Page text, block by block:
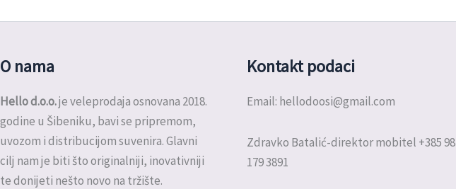
O nama
Hello d.o.o.je veleprodaja osnovana 2018.
godine u Šibeniku, bavi se pripremom,
uvozom i distribucijom suvenira. Glavni
cilj nam je biti što originalniji, inovativniji
te donijeti nešto novo na tržište.
Kontakt podaci
Email: hellodoosi@gmail.com
Zdravko Batalić-direktor mobitel +385 98
179 3891